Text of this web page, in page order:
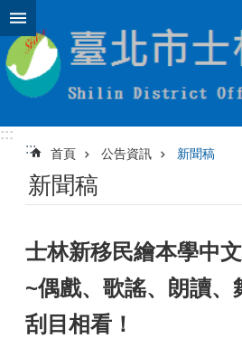
跳到主要內容區塊
:::
:::
首頁 公告資訊 新聞稿
新聞稿
士林新移民繪本學中
~偶戲、歌謠、朗讀、
刮目相看！